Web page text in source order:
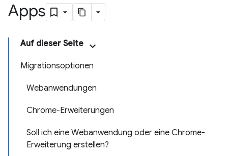
Apps
Auf dieser Seite
Migrationsoptionen
Webanwendungen
Chrome-Erweiterungen
Soll ich eine Webanwendung oder eine Chrome-
Erweiterung erstellen?